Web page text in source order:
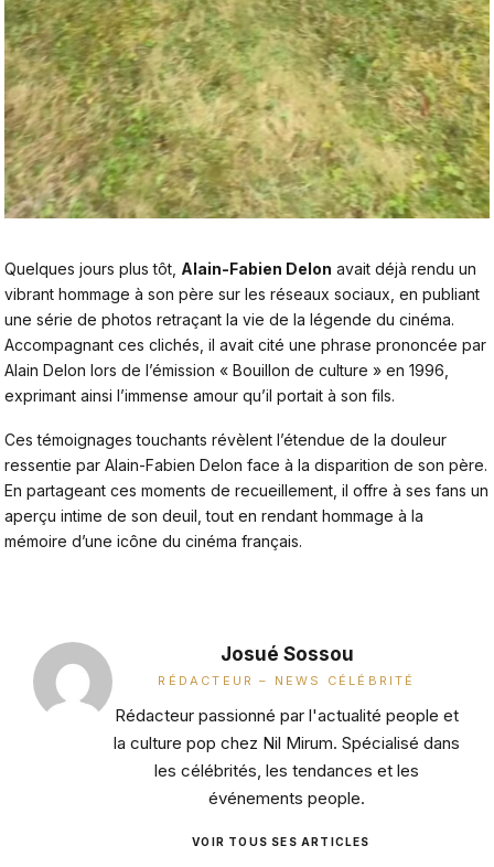
Quelques jours plus tôt, Alain-Fabien Delon avait déjà rendu un
vibrant hommage à son père sur les réseaux sociaux, en publiant
une série de photos retraçant la vie de la légende du cinéma.
Accompagnant ces clichés, il avait cité une phrase prononcée par
Alain Delon lors de l’émission « Bouillon de culture » en 1996,
exprimant ainsi l’immense amour qu’il portait à son fils.
Ces témoignages touchants révèlent l’étendue de la douleur
ressentie par Alain-Fabien Delon face à la disparition de son père.
En partageant ces moments de recueillement, il offre à ses fans un
aperçu intime de son deuil, tout en rendant hommage à la
mémoire d’une icône du cinéma français.
Josué Sossou
RÉDACTEUR – NEWS CÉLÉBRITÉ
Rédacteur passionné par l'actualité people et
la culture pop chez Nil Mirum. Spécialisé dans
les célébrités, les tendances et les
événements people.
VOIR TOUS SES ARTICLES